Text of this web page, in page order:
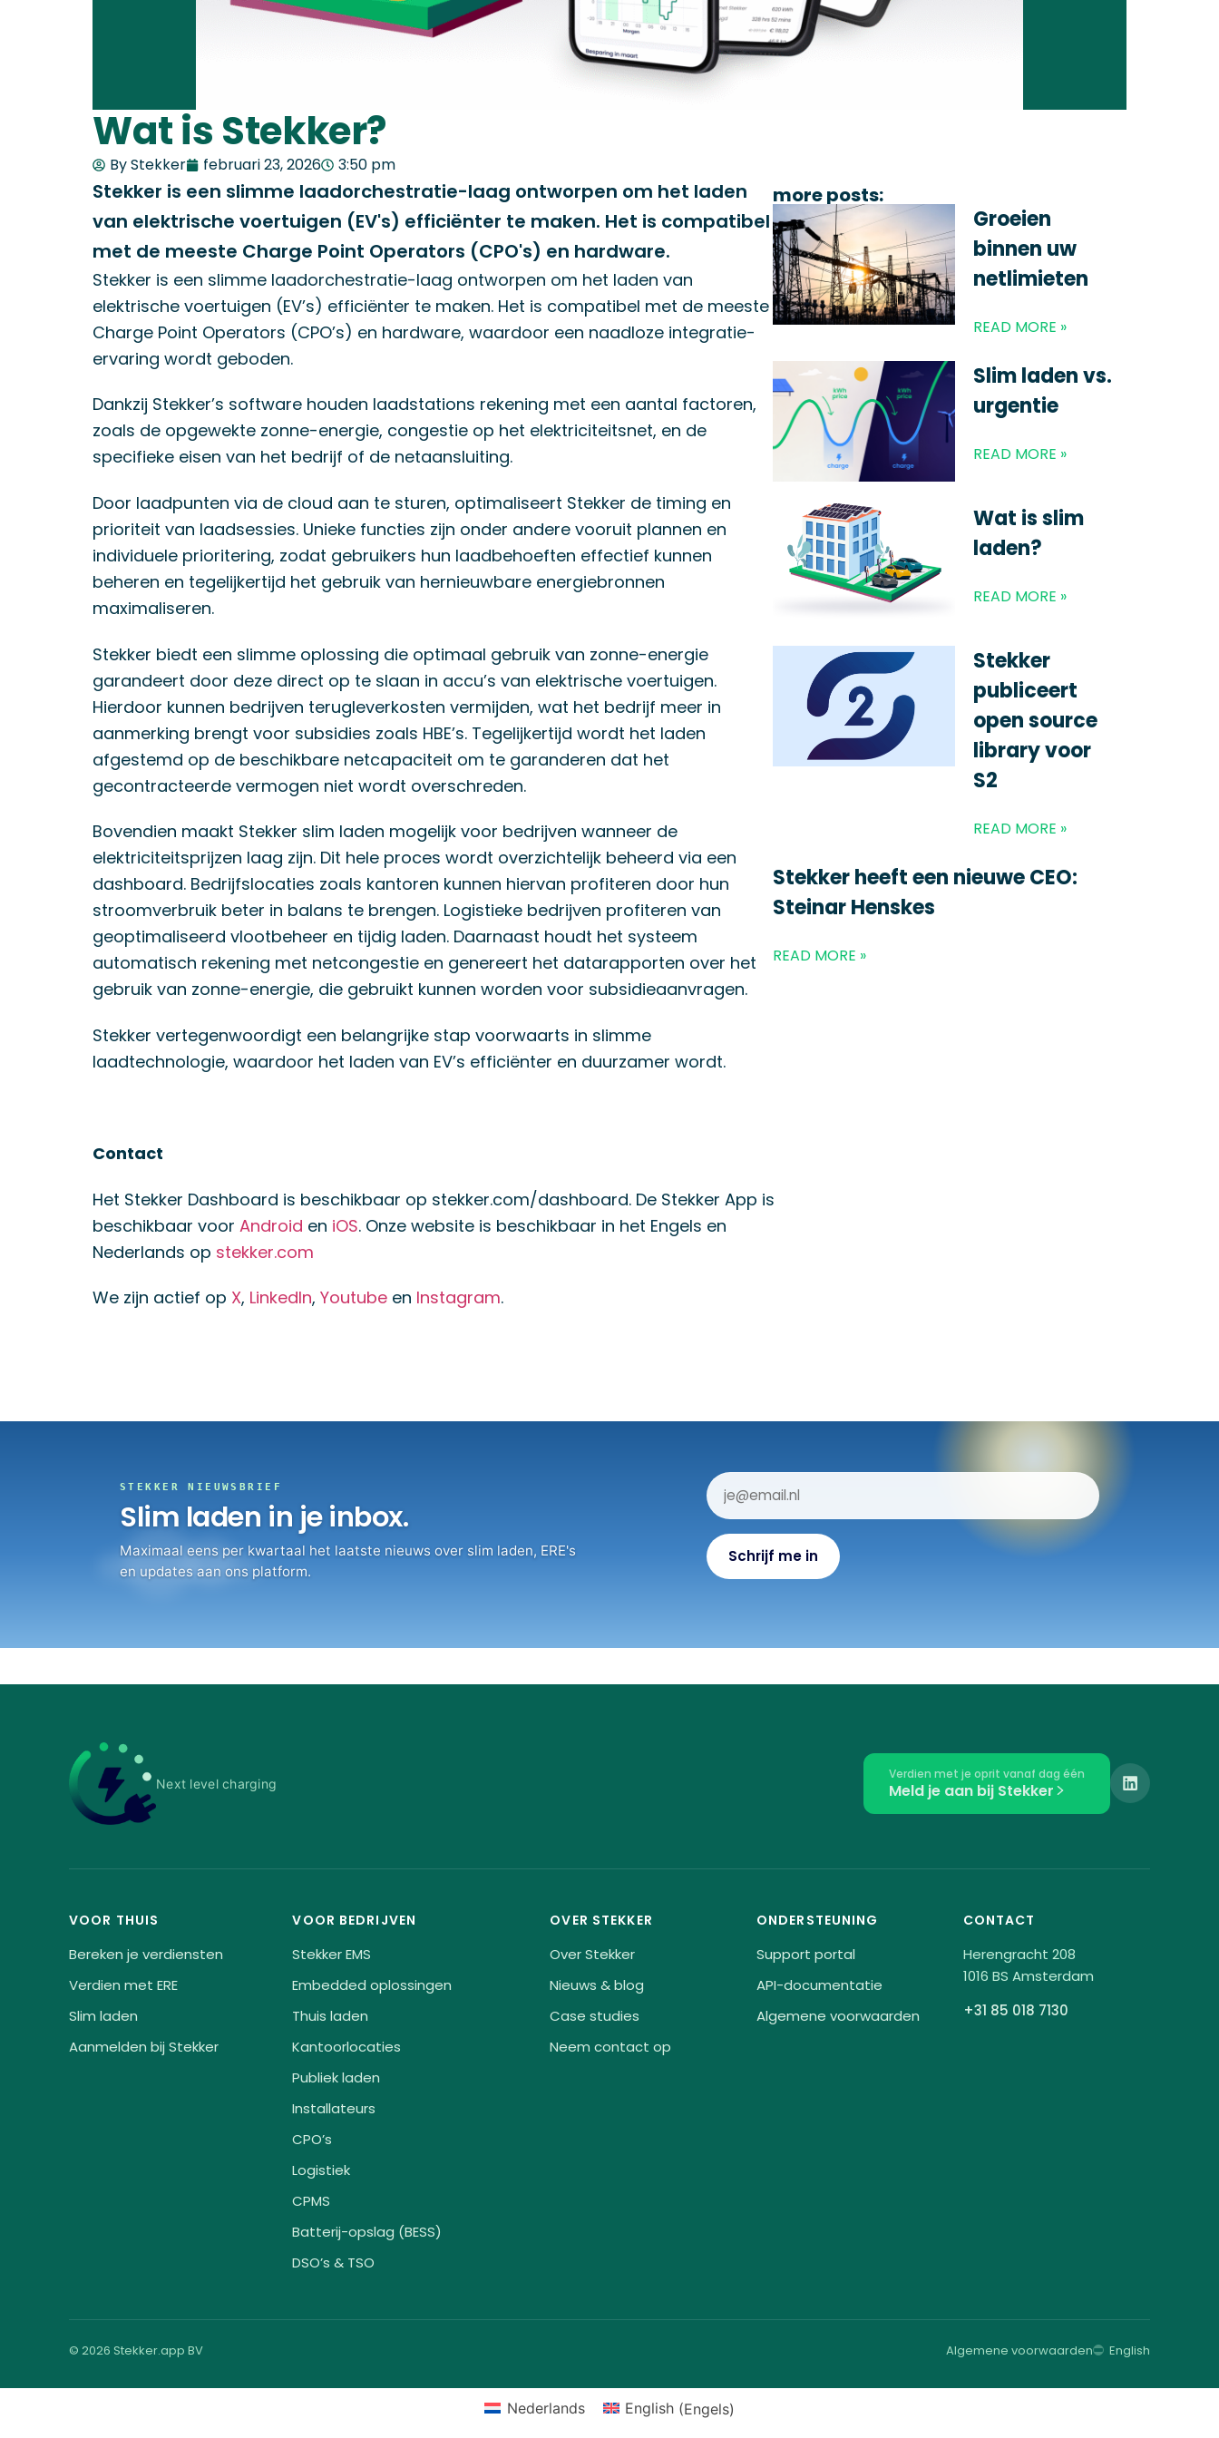
Wat is Stekker?
By Stekker februari 23, 2026 3:50 pm
Stekker is een slimme laadorchestratie-laag ontworpen om het laden
van elektrische voertuigen (EV's) efficiënter te maken. Het is compatibel
met de meeste Charge Point Operators (CPO's) en hardware.
Stekker is een slimme laadorchestratie-laag ontworpen om het laden van
elektrische voertuigen (EV’s) efficiënter te maken. Het is compatibel met de meeste
Charge Point Operators (CPO’s) en hardware, waardoor een naadloze integratie-
ervaring wordt geboden.
Dankzij Stekker’s software houden laadstations rekening met een aantal factoren,
zoals de opgewekte zonne-energie, congestie op het elektriciteitsnet, en de
specifieke eisen van het bedrijf of de netaansluiting.
Door laadpunten via de cloud aan te sturen, optimaliseert Stekker de timing en
prioriteit van laadsessies. Unieke functies zijn onder andere vooruit plannen en
individuele prioritering, zodat gebruikers hun laadbehoeften effectief kunnen
beheren en tegelijkertijd het gebruik van hernieuwbare energiebronnen
maximaliseren.
Stekker biedt een slimme oplossing die optimaal gebruik van zonne-energie
garandeert door deze direct op te slaan in accu’s van elektrische voertuigen.
Hierdoor kunnen bedrijven terugleverkosten vermijden, wat het bedrijf meer in
aanmerking brengt voor subsidies zoals HBE’s. Tegelijkertijd wordt het laden
afgestemd op de beschikbare netcapaciteit om te garanderen dat het
gecontracteerde vermogen niet wordt overschreden.
Bovendien maakt Stekker slim laden mogelijk voor bedrijven wanneer de
elektriciteitsprijzen laag zijn. Dit hele proces wordt overzichtelijk beheerd via een
dashboard. Bedrijfslocaties zoals kantoren kunnen hiervan profiteren door hun
stroomverbruik beter in balans te brengen. Logistieke bedrijven profiteren van
geoptimaliseerd vlootbeheer en tijdig laden. Daarnaast houdt het systeem
automatisch rekening met netcongestie en genereert het datarapporten over het
gebruik van zonne-energie, die gebruikt kunnen worden voor subsidieaanvragen.
Stekker vertegenwoordigt een belangrijke stap voorwaarts in slimme
laadtechnologie, waardoor het laden van EV’s efficiënter en duurzamer wordt.
Contact
Het Stekker Dashboard is beschikbaar op stekker.com/dashboard. De Stekker App is
beschikbaar voor Android en iOS. Onze website is beschikbaar in het Engels en
Nederlands op stekker.com
We zijn actief op X, LinkedIn, Youtube en Instagram.
more posts:
Groeien
binnen uw
netlimieten
READ MORE »
Slim laden vs.
urgentie
READ MORE »
Wat is slim
laden?
READ MORE »
Stekker
publiceert
open source
library voor
S2
READ MORE »
Stekker heeft een nieuwe CEO:
Steinar Henskes
READ MORE »
STEKKER NIEUWSBRIEF
Slim laden in je inbox.
Maximaal eens per kwartaal het laatste nieuws over slim laden, ERE's
en updates aan ons platform.
Next level charging
Verdien met je oprit vanaf dag één
Meld je aan bij Stekker
VOOR THUIS
Bereken je verdiensten
Verdien met ERE
Slim laden
Aanmelden bij Stekker
VOOR BEDRIJVEN
Stekker EMS
Embedded oplossingen
Thuis laden
Kantoorlocaties
Publiek laden
Installateurs
CPO’s
Logistiek
CPMS
Batterij-opslag (BESS)
DSO’s & TSO
OVER STEKKER
Over Stekker
Nieuws & blog
Case studies
Neem contact op
ONDERSTEUNING
Support portal
API-documentatie
Algemene voorwaarden
CONTACT
Herengracht 208
1016 BS Amsterdam
+31 85 018 7130
© 2026 Stekker.app BV Algemene voorwaarden English
Nederlands English(Engels)
Kosten en vergoeding
Wat kost Stekker en wat levert het op?